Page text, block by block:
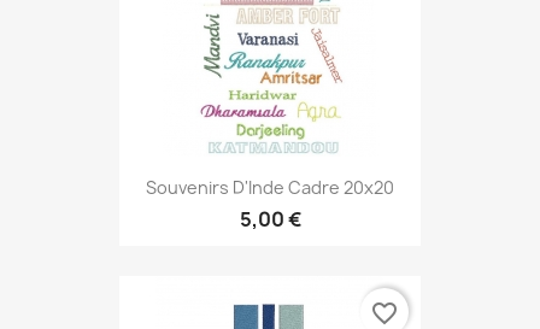
Souvenirs D'Inde Cadre 20x20
5,00 €
favorite_border